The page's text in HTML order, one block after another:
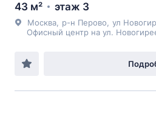
43 м² этаж 3
Москва р-н Перово ул
Офисный центр на ул.